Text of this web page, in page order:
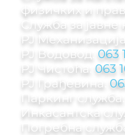
физичких и
Служба за јавне
РЈ Механизација:
РЈ Водовод: 063
РЈ Чистоћа: 063
РЈ Грађевина:
Паркинг служба
Инкасантска
Погребна